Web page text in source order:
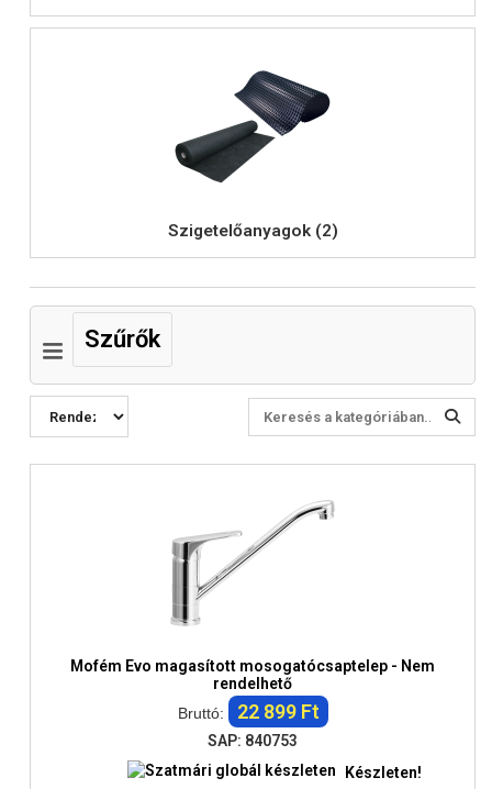
Szigetelőanyagok (2)
Szűrők
Mofém Evo magasított mosogatócsaptelep - Nem
rendelhető
Bruttó:
22 899 Ft
SAP: 840753
Készleten!